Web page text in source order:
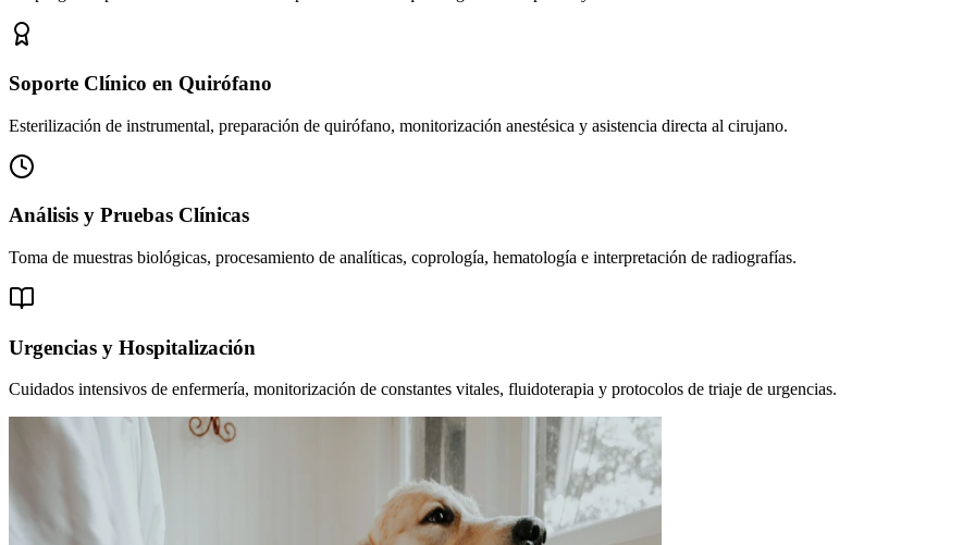
Soporte Clínico en Quirófano
Esterilización de instrumental, preparación de quirófano, monitorización anestésica y asistencia directa al cirujano.
Análisis y Pruebas Clínicas
Toma de muestras biológicas, procesamiento de analíticas, coprología, hematología e interpretación de radiografías.
Urgencias y Hospitalización
Cuidados intensivos de enfermería, monitorización de constantes vitales, fluidoterapia y protocolos de triaje de urgencias.